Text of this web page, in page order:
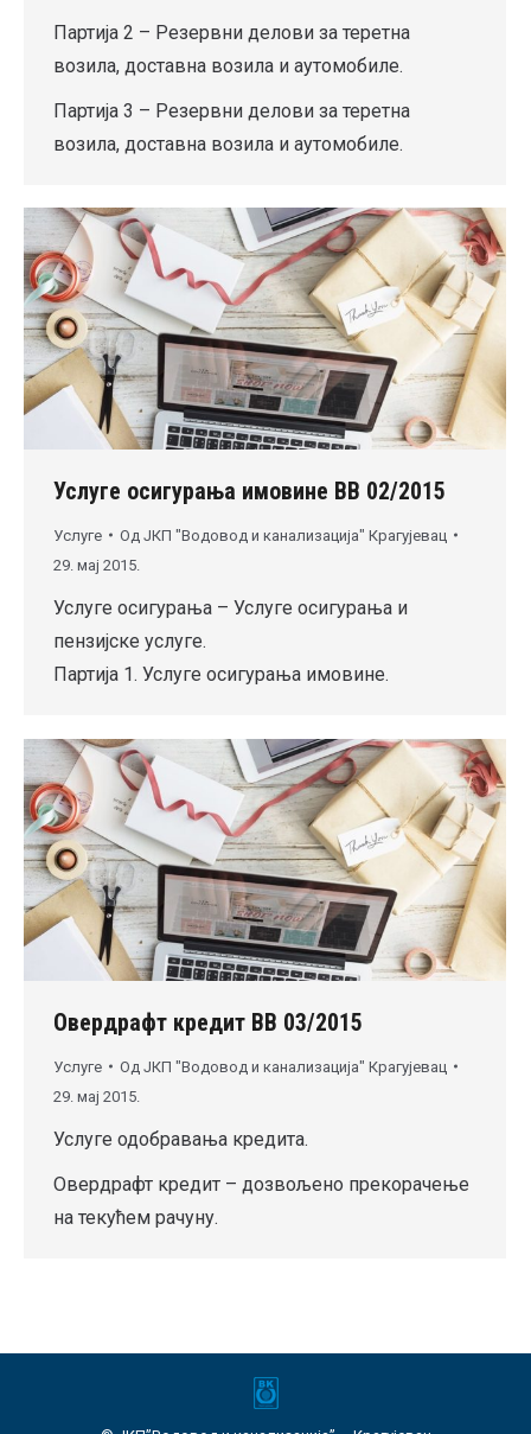
Партија 2 – Резервни делови за теретна
возила, доставна возила и аутомобиле.
Партија 3 – Резервни делови за теретна
возила, доставна возила и аутомобиле.
Услуге осигурања имовине ВВ 02/2015
Услуге Од ЈКП "Водовод и канализација" Крагујевац
29. мај 2015.
Услуге осигурања – Услуге осигурања и
пензијске услуге.
Партија 1. Услуге осигурања имовине.
Овердрафт кредит ВВ 03/2015
Услуге Од ЈКП "Водовод и канализација" Крагујевац
29. мај 2015.
Услуге одобравања кредита.
Овердрафт кредит – дозвољено прекорачење
на текућем рачуну.